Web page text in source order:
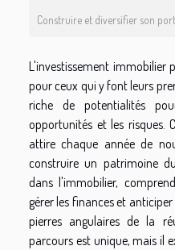
Construire et diversifier son
L'investissement immobilier
pour ceux qui y font leurs
riche de potentialités
opportunités et les risques.
attire chaque année de
construire un patrimoine
dans l'immobilier,
gérer les finances et
pierres angulaires de la
parcours est unique, mais il